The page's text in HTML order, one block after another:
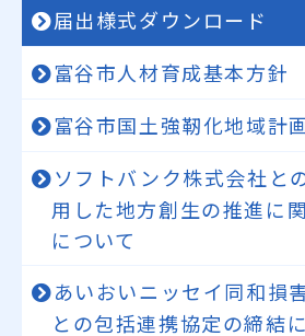
届出様式ダウンロード
富谷市人材育成基本方針
富谷市国土強靭化地域計
ソフトバンク株式会社と
用した地方創生の推進に
について
あいおいニッセイ同和損
との包括連携協定の締結